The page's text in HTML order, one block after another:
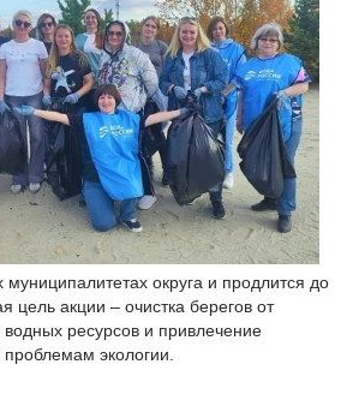
округа и продлится до
цель акции – очистка берегов от
ресурсов и привлечение
экологии.